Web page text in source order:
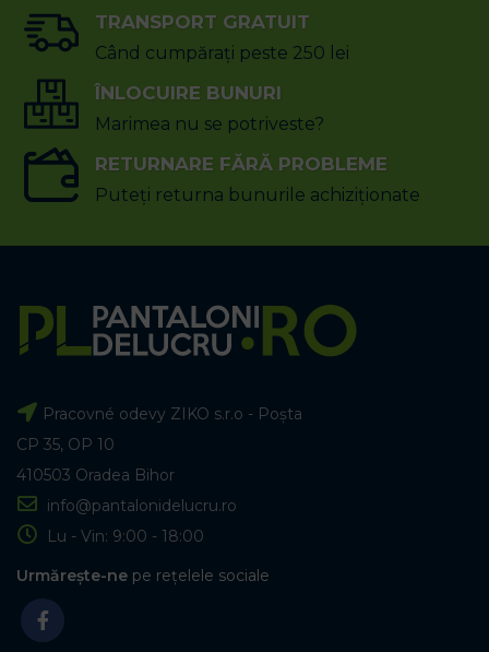
TRANSPORT GRATUIT
Când cumpărați peste 250 lei
ÎNLOCUIRE BUNURI
Marimea nu se potriveste?
RETURNARE FĂRĂ PROBLEME
Puteți returna bunurile achiziționate
Pracovné odevy ZIKO s.r.o - Poșta
CP 35, OP 10
410503 Oradea Bihor
info@pantalonidelucru.ro
Lu - Vin: 9:00 - 18:00
Urmărește-ne pe rețelele sociale